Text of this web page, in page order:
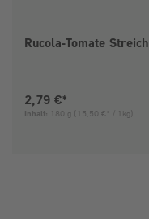
Rucola-Tomate Streich
Aktueller Preis:
2,79 €*
Inhalt: 180 g (15,50 €* / 1kg)